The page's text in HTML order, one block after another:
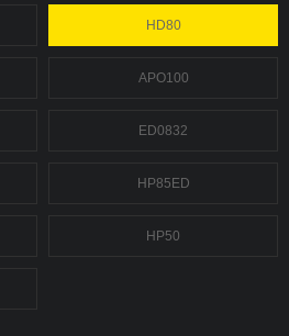
HD80
APO100
ED0832
HP85ED
HP50